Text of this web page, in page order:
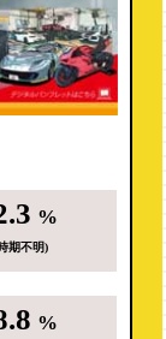
%
期不明)
%